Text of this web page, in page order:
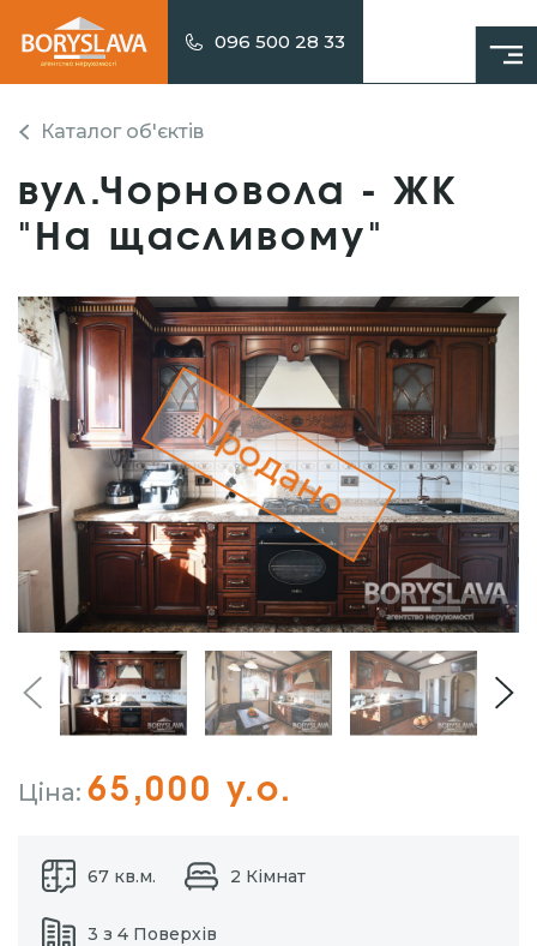
096 500 28 33
Каталог об'єктів
вул.Чорновола - ЖК
"На щасливому"
Продано
Ціна: 65,000 у.о.
67 кв.м. 2 Кімнат
3 з 4 Поверхів